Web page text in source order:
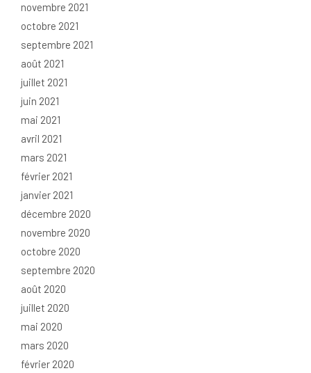
novembre 2021
octobre 2021
septembre 2021
août 2021
juillet 2021
juin 2021
mai 2021
avril 2021
mars 2021
février 2021
janvier 2021
décembre 2020
novembre 2020
octobre 2020
septembre 2020
août 2020
juillet 2020
mai 2020
mars 2020
février 2020